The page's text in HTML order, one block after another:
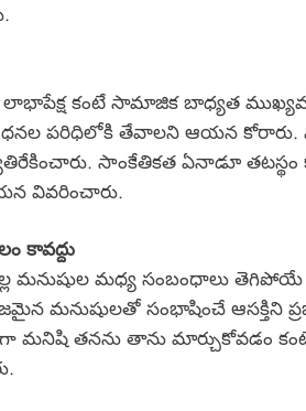
లాభాపేక్ష కంటే సామాజిక బాధ్యత
పరిధిలోకి తేవాలని ఆయన కోరారు.
సాంకేతికత ఏనాడూ
వివరించారు.
కావద్దు
మనుషుల మధ్య సంబంధాలు
మనుషులతో సంభాషించే ఆసక్తిని
మనిషి తనను తాను మార్చుకోవడం